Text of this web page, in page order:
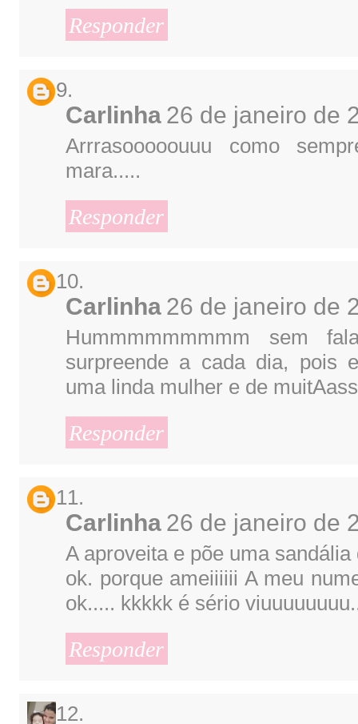
Responder
Carlinha 26 de janeiro de
Arrrasooooouuu como
mara.....
Responder
Carlinha 26 de janeiro de
Hummmmmmmmm sem
surpreende a cada dia, pois
uma linda mulher e de
Responder
Carlinha 26 de janeiro de
A aproveita e põe uma
ok. porque ameiiiiii A meu
ok..... kkkkk é sério
Responder